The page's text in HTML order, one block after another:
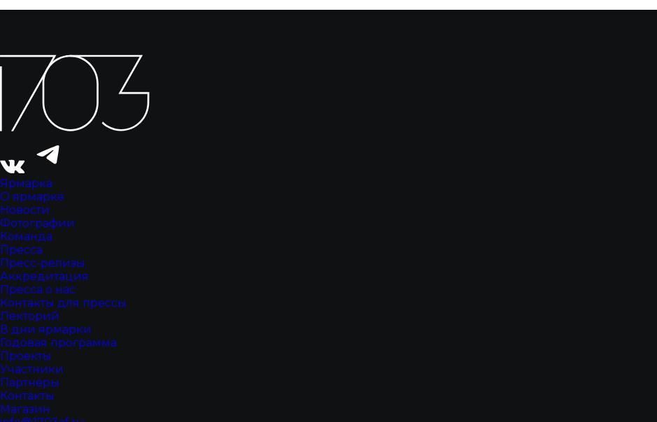
Ярмарка
О ярмарке
Новости
Фотографии
Команда
Пресса
Пресс-релизы
Аккредитация
Пресса о нас
Контакты для прессы
Лекторий
В дни ярмарки
Годовая программа
Проекты
Участники
Партнёры
Контакты
Магазин